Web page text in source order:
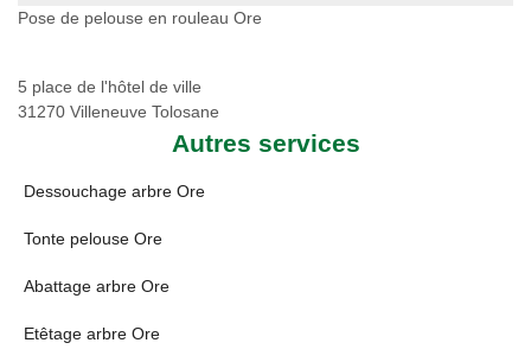
Pose de pelouse en rouleau Ore
5 place de l'hôtel de ville
31270 Villeneuve Tolosane
Autres services
Dessouchage arbre Ore
Tonte pelouse Ore
Abattage arbre Ore
Etêtage arbre Ore